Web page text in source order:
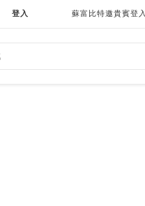
登入 蘇富比特邀貴賓登入